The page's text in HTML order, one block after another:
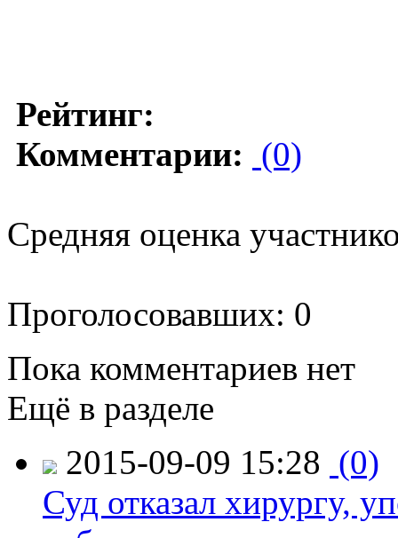
Рейтинг:
Комментарии: (0)
Средняя оценка
Проголосовавших: 0
Пока комментариев нет
Ещё в разделе
2015-09-09 15:28 (0)
Суд отказал хирургу,